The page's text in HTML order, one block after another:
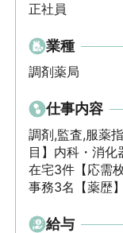
正社員
業種
調剤薬局
仕事内容
調剤,監査,服薬
目】内科・消化
在宅3件【応需
事務3名【薬歴
給与